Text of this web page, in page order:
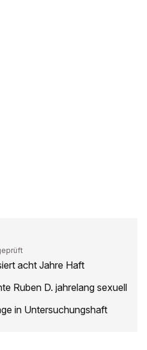
acht Jahre Haft
Ruben D. jahrelang sexuell
in Untersuchungshaft